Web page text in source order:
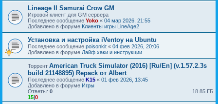
Lineage II Samurai Crow GM
Игровой клиент для GM сервера
Последнее сообщение Yoko « 04 мар 2026, 21:55
Добавлено в форуме Клиенты игры LineAge2
Установка и настройка iVentoy на Ubuntu
Последнее сообщение poisonkit « 04 фев 2026, 20:06
Добавлено в форуме Лайф хаки и инструкции
Торрент American Truck Simulator (2016) [Ru/En] (v.1.57.2.3s
build 21148895) Repack от Albert
Последнее сообщение K15 « 01 фев 2026, 13:45
Добавлено в форуме Игры
Ответы: 0
15|0
18.85 ГБ